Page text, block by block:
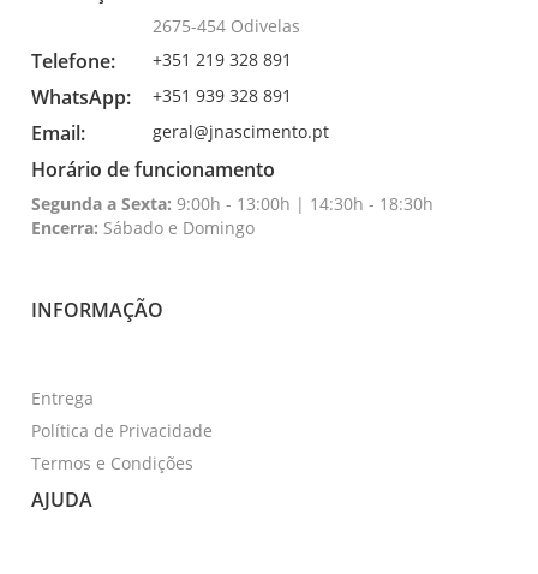
2675-454 Odivelas
Telefone: +351 219 328 891
WhatsApp: +351 939 328 891
Email: geral@jnascimento.pt
Horário de funcionamento
Segunda a Sexta: 9:00h - 13:00h | 14:30h - 18:30h
Encerra: Sábado e Domingo
INFORMAÇÃO
Entrega
Política de Privacidade
Termos e Condições
AJUDA